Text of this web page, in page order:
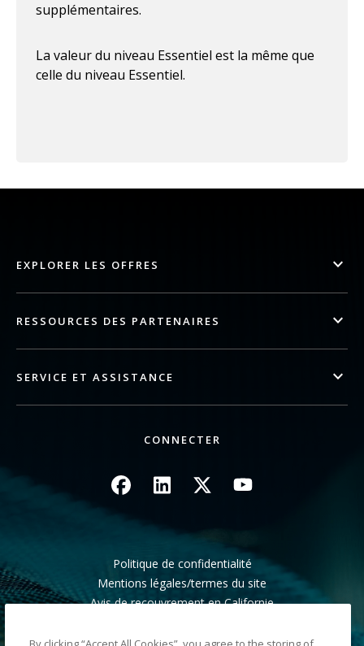
supplémentaires.
La valeur du niveau Essentiel est la même que
celle du niveau Essentiel.
EXPLORER LES OFFRES
RESSOURCES DES PARTENAIRES
SERVICE ET ASSISTANCE
CONNECTER
Image Image Image Image
Politique de confidentialité
Mentions légales/termes du site
Avis de recouvrement en Californie
Plan du site